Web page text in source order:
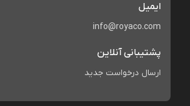
ایمیل
info@royaco.com
پشتیبانی آنلاین
ارسال درخواست جدید